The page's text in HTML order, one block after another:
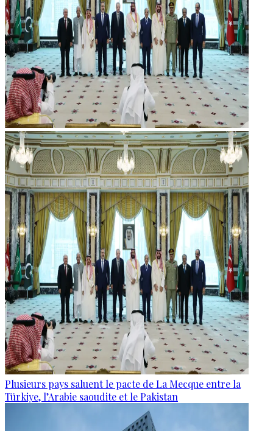
Plusieurs pays saluent le pacte de La Mecque entre la
Türkiye, l’Arabie saoudite et le Pakistan